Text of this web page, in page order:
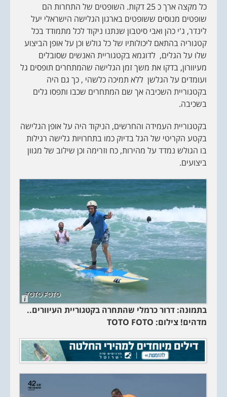
כל מקצה ארך כ 25 דקות. השופטים של התחרות הם
שופטים מנוסים ששופטים בארגון הגלישה הישראלי יעל
לינדר, ג'י כהן ואבי סיטבון שנתנו ניקוד לכל מתמודד בכל
קטגוריה בהתאם ליכולותיו של כל גולש וכן על אופן הביצוע
שלו על הגלים, לדוגמא בקטגוריית האנשים שסובלים
מעיוורון, בדקו את משך זמן הגלישה שהמתחרים תופסים גל
ועומדים על הגלשן ללא תמיכה כלשהי , כך גם היה
בקטגוריית השכיבה אך שם המתחרים שכבו ותפסו גלים
בשכיבה.
בקטגוריית העמידה והחרשים, הניקוד היה על אופן הגלישה
בקטע הקריטי של הגל בדיוק כמו בתחרויות גלישה רגילות
בו הגולש נמדד על מהירות, כח וזרימה וכן שילוב של מגוון
ביצועים.
L
o
s
c
i
t
בתמונה: דרור כרמלי שהתחרה בקטגוריית העיוורים..
מדהים! צילום: TOTO FOTO